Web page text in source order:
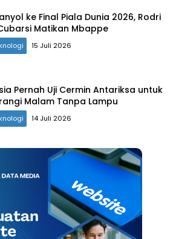
ke Final Piala Dunia 2026, Rodri
Matikan Mbappe
15 Juli 2026
Pernah Uji Cermin Antariksa untuk
Malam Tanpa Lampu
14 Juli 2026